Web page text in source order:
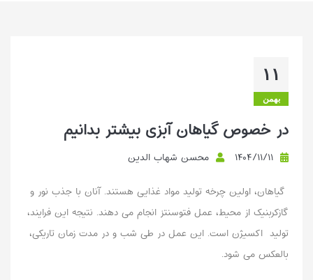
۱۱
بهمن
در خصوص گیاهان آبزی بیشتر بدانیم
۱۴۰۴/۱۱/۱۱ محسن شهاب الدین
گیاهان، اولین چرخه تولید مواد غذایی هستند. آنان با جذب نور و
گازکربنیک از محیط، عمل فتوسنتز انجام می دهند. نتیجه این فرایند،
تولید اکسیژن است. این عمل در طی شب و در مدت زمان تاریکی،
بالعکس می شود.